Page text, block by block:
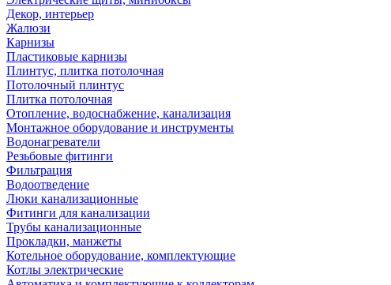
Декор, интерьер
Жалюзи
Карнизы
Пластиковые карнизы
Плинтус, плитка потолочная
Потолочный плинтус
Плитка потолочная
Отопление, водоснабжение, канализация
Монтажное оборудование и инструменты
Водонагреватели
Резьбовые фитинги
Фильтрация
Водоотведение
Люки канализационные
Фитинги для канализации
Трубы канализационные
Прокладки, манжеты
Котельное оборудование, комплектующие
Котлы электрические